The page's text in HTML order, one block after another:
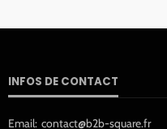
INFOS DE CONTACT
Email: contact@b2b-square.fr